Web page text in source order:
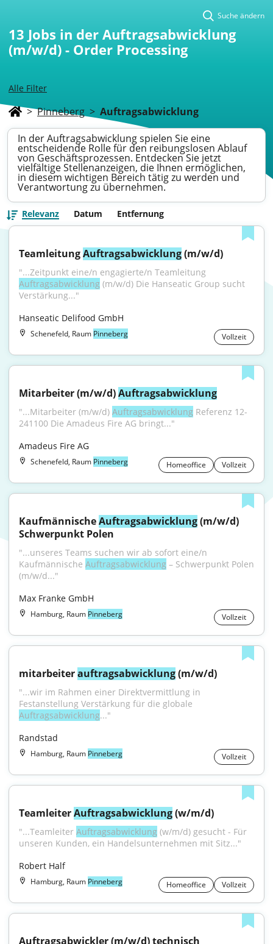
Alle Filter
Suche ändern
13 Jobs in der Auftragsabwicklung
(m/w/d) - Order Processing
> Pinneberg > Auftragsabwicklung
In der Auftragsabwicklung spielen Sie eine
entscheidende Rolle für den reibungslosen Ablauf
von Geschäftsprozessen. Entdecken Sie jetzt
vielfältige Stellenanzeigen, die Ihnen ermöglichen,
in diesem wichtigen Bereich tätig zu werden und
Verantwortung zu übernehmen.
Relevanz Datum Entfernung
Teamleitung Auftragsabwicklung (m/w/d)
Auftragsabwicklung (m/w/d) Die Hanseatic Group sucht
Verstärkung..."
Hanseatic Delifood GmbH
Schenefeld, Raum Pinneberg Vollzeit
Mitarbeiter (m/w/d) Auftragsabwicklung
"...Mitarbeiter (m/w/d) Auftragsabwicklung Referenz 12-
241100 Die Amadeus Fire AG bringt..."
Amadeus Fire AG
Schenefeld, Raum Pinneberg Homeoffice Vollzeit
Kaufmännische Auftragsabwicklung (m/w/d)
Schwerpunkt Polen
"...unseres Teams suchen wir ab sofort eine/n
Kaufmännische Auftragsabwicklung – Schwerpunkt Polen
(m/w/d..."
Max Franke GmbH
Hamburg, Raum Pinneberg Vollzeit
mitarbeiter auftragsabwicklung (m/w/d)
"...wir im Rahmen einer Direktvermittlung in
Auftragsabwicklung..."
Randstad
Hamburg, Raum Pinneberg Vollzeit
Teamleiter Auftragsabwicklung (w/m/d)
"...Teamleiter Auftragsabwicklung (w/m/d) gesucht - Für
unseren Kunden, ein Handelsunternehmen mit Sitz..."
Robert Half
Hamburg, Raum Pinneberg Homeoffice Vollzeit
Auftragsabwickler (m/w/d) technisch